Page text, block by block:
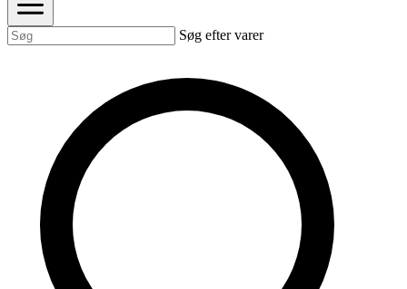
Søg efter varer